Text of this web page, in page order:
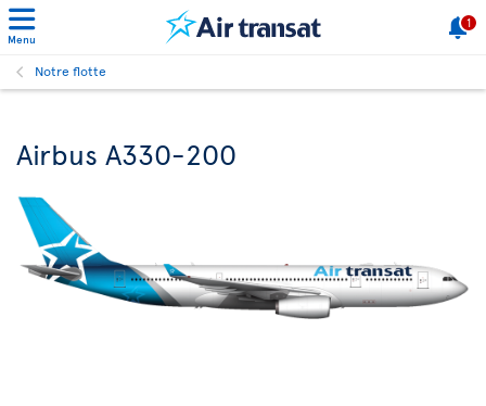
Menu
1
Notre flotte
Airbus A330-200